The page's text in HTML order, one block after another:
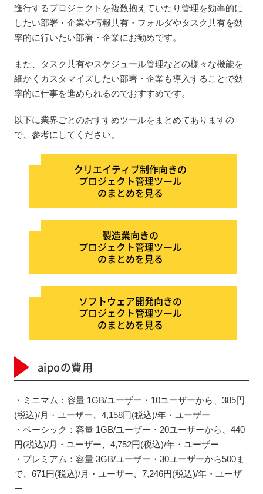
進行するプロジェクトを複数抱えていたり管理を効率的に
したい部署・企業や情報共有・フォルダやタスク共有を効
率的に行いたい部署・企業にお勧めです。
また、タスク共有やスケジュール管理などの様々な機能を
細かくカスタマイズしたい部署・企業も導入することで効
率的に仕事を進められるのでおすすめです。
以下に業界ごとのおすすめツールをまとめてありますの
で、参考にしてください。
クリエイティブ制作向きの
プロジェクト管理ツール
のまとめを見る
製造業向きの
プロジェクト管理ツール
のまとめを見る
ソフトウェア開発向きの
プロジェクト管理ツール
のまとめを見る
aipoの費用
・ミニマム：容量 1GB/ユーザー・10ユーザーから、385円
(税込)/月・ユーザー、4,158円(税込)/年・ユーザー
・ベーシック：容量 1GB/ユーザー・20ユーザーから、440
円(税込)/月・ユーザー、4,752円(税込)/年・ユーザー
・プレミアム：容量 3GB/ユーザー・30ユーザーから500ま
で、671円(税込)/月・ユーザー、7,246円(税込)/年・ユーザ
ー